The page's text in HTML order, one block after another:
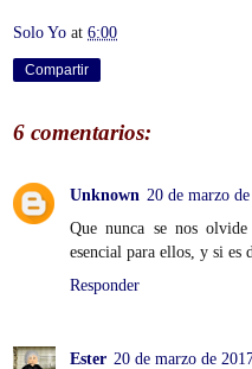
Solo Yo at 6:00
Compartir
6 comentarios:
Unknown 20 de marzo
Que nunca se nos
esencial para ellos, y si es
Responder
Ester 20 de marzo de